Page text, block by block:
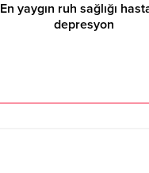
En yaygın ruh sağlığı
depresyon